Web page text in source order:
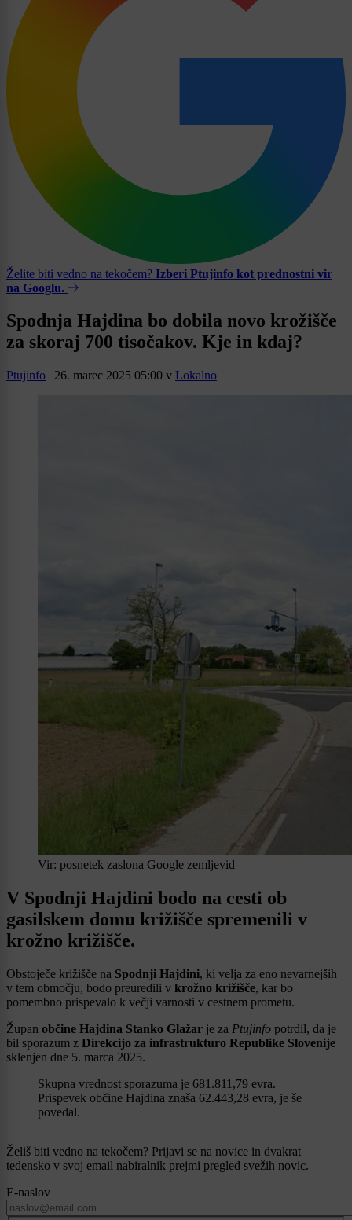
Želite biti vedno na tekočem? Izberi Ptujinfo kot prednostni vir
na Googlu.
Spodnja Hajdina bo dobila novo krožišče
za skoraj 700 tisočakov. Kje in kdaj?
Ptujinfo | 26. marec 2025 05:00 v Lokalno
Vir: posnetek zaslona Google zemljevid
V Spodnji Hajdini bodo na cesti ob
gasilskem domu križišče spremenili v
krožno križišče.
Obstoječe križišče na Spodnji Hajdini, ki velja za eno nevarnejših
v tem območju, bodo preuredili v krožno križišče, kar bo
pomembno prispevalo k večji varnosti v cestnem prometu.
Župan občine Hajdina Stanko Glažar je za Ptujinfo potrdil, da je
bil sporazum z Direkcijo za infrastrukturo Republike Slovenije
sklenjen dne 5. marca 2025.
Skupna vrednost sporazuma je 681.811,79 evra.
Prispevek občine Hajdina znaša 62.443,28 evra, je še
povedal.
Želiš biti vedno na tekočem? Prijavi se na novice in dvakrat
tedensko v svoj email nabiralnik prejmi pregled svežih novic.
E-naslov